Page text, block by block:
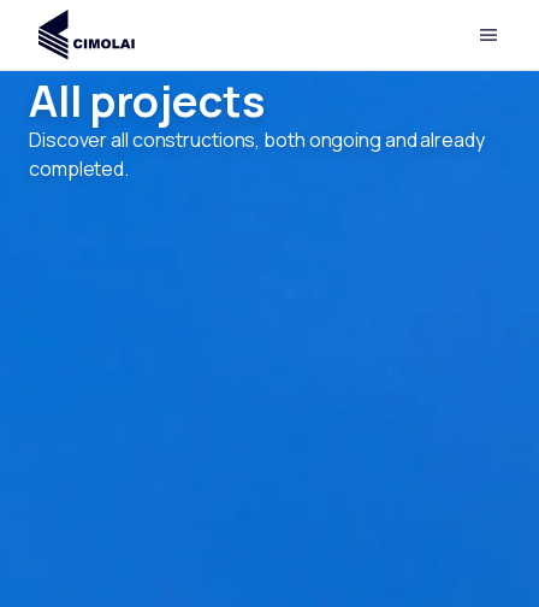
All projects
Discover all constructions, both ongoing and already
completed.